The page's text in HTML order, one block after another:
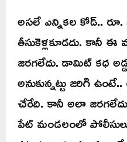
అసలే ఎన్నికల కోడ్.. రూ.
తీసుకెళ్లకూడదు. కానీ ఈ
జరగలేదు. డామిట్‌ కధ
అనుకున్నట్టు జరిగి
చేరేది. కానీ అలా
పేట్ మండలంలో